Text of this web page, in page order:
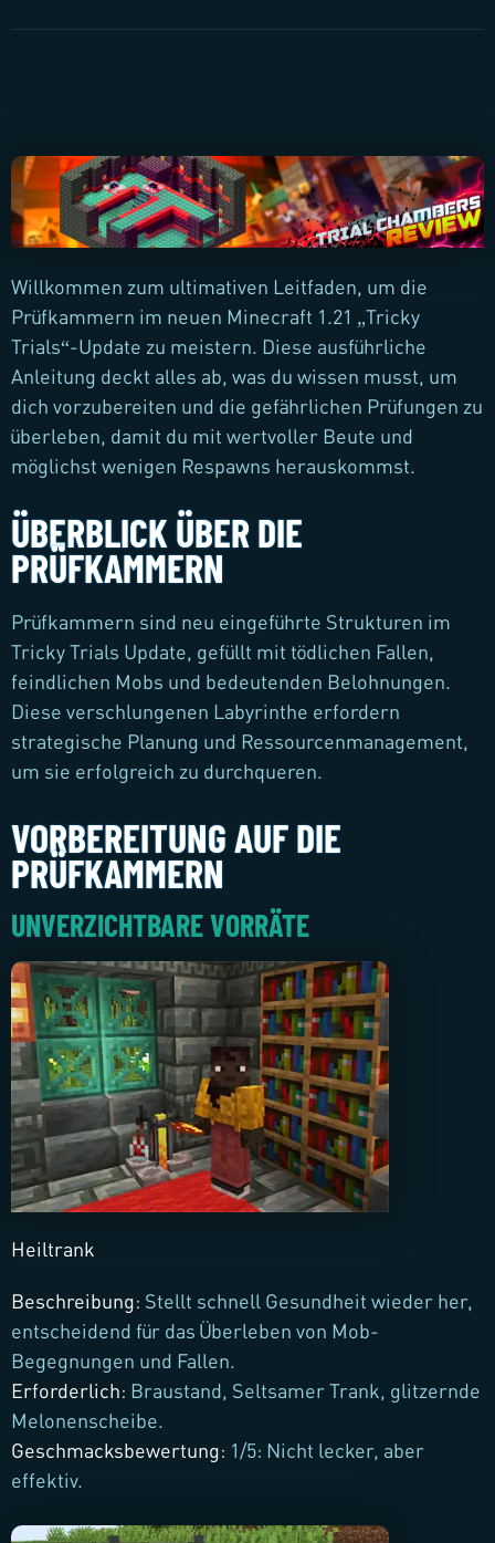
Willkommen zum ultimativen Leitfaden, um die
Prüfkammern im neuen Minecraft 1.21 „Tricky
Trials“-Update zu meistern. Diese ausführliche
Anleitung deckt alles ab, was du wissen musst, um
dich vorzubereiten und die gefährlichen Prüfungen zu
überleben, damit du mit wertvoller Beute und
möglichst wenigen Respawns herauskommst.
ÜBERBLICK ÜBER DIE
PRÜFKAMMERN
Prüfkammern sind neu eingeführte Strukturen im
Tricky Trials Update, gefüllt mit tödlichen Fallen,
feindlichen Mobs und bedeutenden Belohnungen.
Diese verschlungenen Labyrinthe erfordern
strategische Planung und Ressourcenmanagement,
um sie erfolgreich zu durchqueren.
VORBEREITUNG AUF DIE
PRÜFKAMMERN
UNVERZICHTBARE VORRÄTE
Heiltrank
Beschreibung: Stellt schnell Gesundheit wieder her,
entscheidend für das Überleben von Mob-
Begegnungen und Fallen.
Erforderlich: Braustand, Seltsamer Trank, glitzernde
Melonenscheibe.
Geschmacksbewertung: 1/5: Nicht lecker, aber
effektiv.